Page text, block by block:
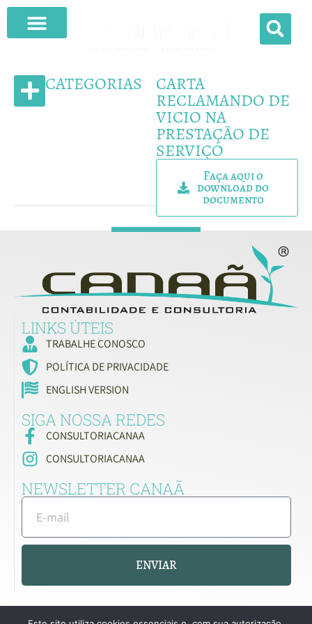
CATEGORIAS CARTA
RECLAMANDO DE
VICIO NA
PRESTAÇÃO DE
SERVIÇO
Faça aqui o
download do
documento
LINKS ÚTEIS
TRABALHE CONOSCO
POLÍTICA DE PRIVACIDADE
ENGLISH VERSION
SIGA NOSSA REDES
CONSULTORIACANAA
CONSULTORIACANAA
NEWSLETTER CANAÃ
ENVIAR